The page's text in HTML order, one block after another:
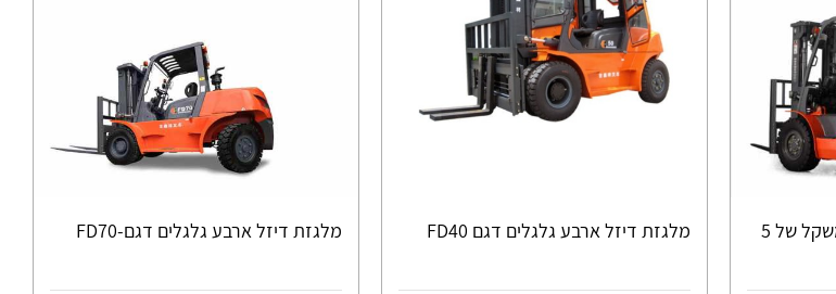
מלגזת דיזל דגם – FD50 למשקל של 5
מלגזת דיזל ארבע גלגלים דגם FD40 מלגזת דיזל ארבע גלגלים דגם-FD70